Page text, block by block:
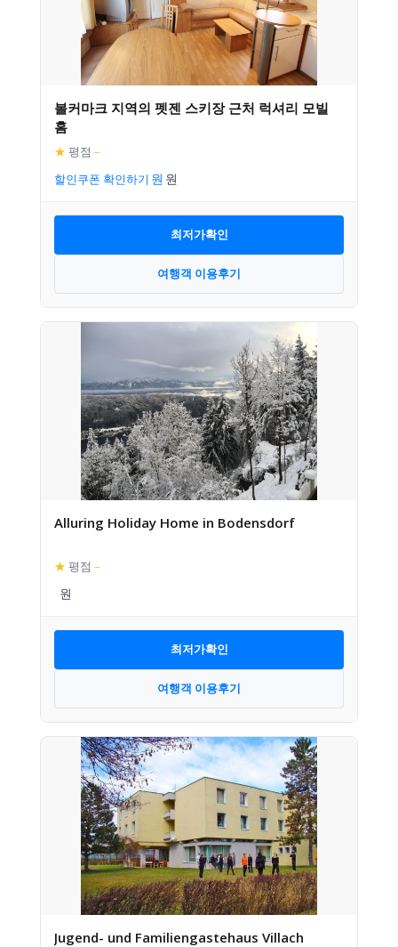
볼커마크 지역의 펫젠 스키장 근처 럭셔리 모빌
홈
★ 평점 –
할인쿠폰 확인하기
최저가확인
여행객 이용후기
Alluring Holiday Home in Bodensdorf
★ 평점 –
최저가확인
여행객 이용후기
Jugend- und Familiengastehaus Villach